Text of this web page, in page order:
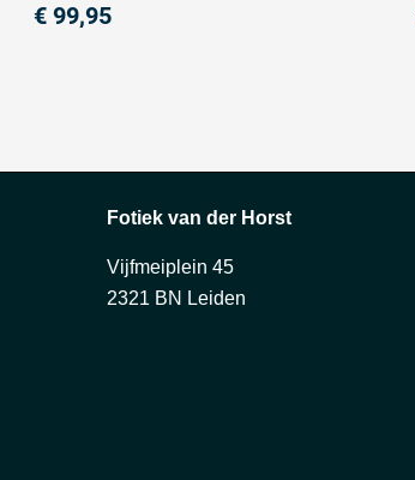
€ 99,95
Fotiek van der Horst
Vijfmeiplein 45
2321 BN Leiden